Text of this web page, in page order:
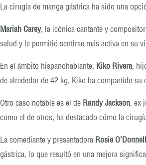
La cirugía de manga gástrica ha sido una
Mariah Carey, la icónica cantante y
salud y le permitió sentirse más activa en su
En el ámbito hispanohablante, Kiko Rivera,
de alrededor de 42 kg, Kiko ha compartido
Otro caso notable es el de Randy Jackson, ex
como el de otros, ha destacado cómo la
La comediante y presentadora Rosie O’Donnell
gástrica, lo que resultó en una mejora